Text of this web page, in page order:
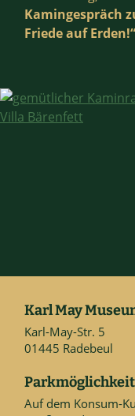
Kamingespräch
Friede auf
Karl May
Karl-May-Str. 5
01445 Radebeul
Auf dem Konsum-